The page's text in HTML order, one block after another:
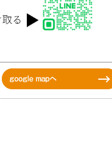
google mapへ